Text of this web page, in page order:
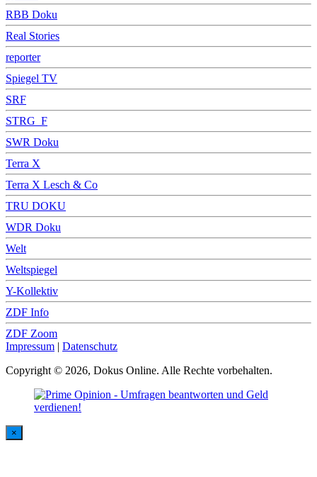
RBB Doku
Real Stories
reporter
Spiegel TV
SRF
STRG_F
SWR Doku
Terra X
Terra X Lesch & Co
TRU DOKU
WDR Doku
Welt
Weltspiegel
Y-Kollektiv
ZDF Info
ZDF Zoom
Impressum | Datenschutz
Copyright © 2026, Dokus Online. Alle Rechte vorbehalten.
×